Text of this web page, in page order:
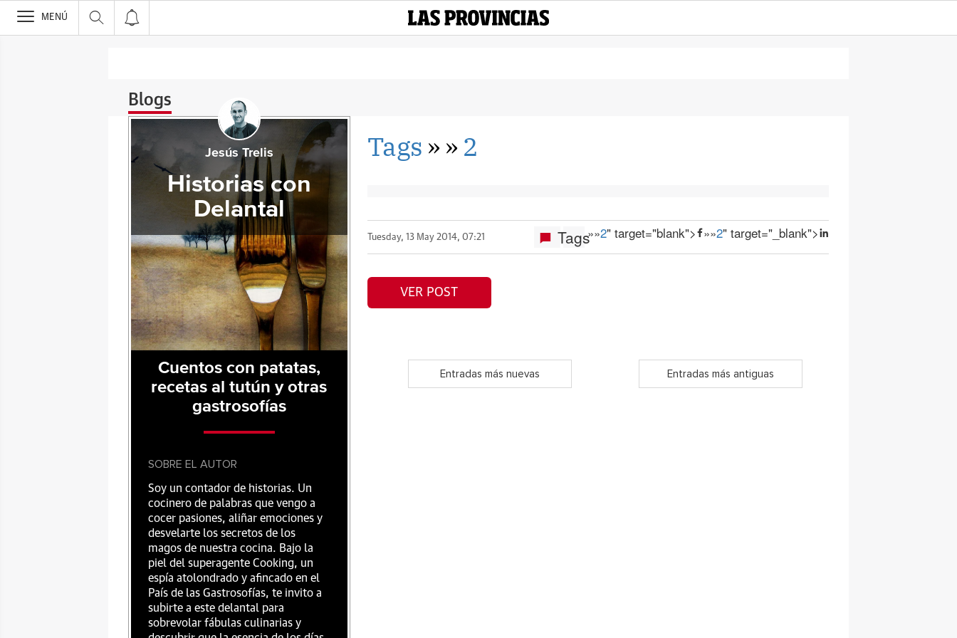
>
MENÚ
Blogs
Tags » » 2
Tuesday, 13 May 2014, 07:21 Tags»»2" target="blank"> »»2" target="_blank">
VER POST
Entradas más nuevas Entradas más antiguas
Jesús Trelis
Historias con
Delantal
Cuentos con patatas,
recetas al tutún y otras
gastrosofías
SOBRE EL AUTOR
Soy un contador de historias. Un
cocinero de palabras que vengo a
cocer pasiones, aliñar emociones y
desvelarte los secretos de los
magos de nuestra cocina. Bajo la
piel del superagente Cooking, un
espía atolondrado y afincado en el
País de las Gastrosofías, te invito a
subirte a este delantal para
sobrevolar fábulas culinarias y